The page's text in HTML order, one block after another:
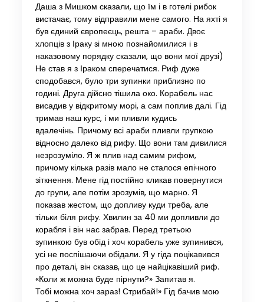
Даша з Мишком сказали, що їм і в готелі рибок
вистачає, тому відправили мене самого. На яхті я
був єдиний європеєць, решта – араби. Двоє
хлопців з Іраку зі мною познайомилися і в
наказовому порядку сказали, що вони мої друзі)
Не став я з Іраком сперечатися. Риф дуже
сподобався, було три зупинки приблизно по
годині. Друга дійсно тішила око. Корабель нас
висадив у відкритому морі, а сам поплив далі. Гід
тримав наш курс, і ми пливли кудись
вдалечінь. Причому всі араби пливли групкою
відносно далеко від рифу. Що вони там дивилися
незрозуміло. Я ж плив над самим рифом,
причому кілька разів мало не сталося епічного
зіткнення. Мене гід постійно кликав повернутися
до групи, але потім зрозумів, що марно. Я
показав жестом, що допливу куди треба, але
тільки біля рифу. Хвилин за 40 ми допливли до
корабля і він нас забрав. Перед третьою
зупинкою був обід і хоч корабель уже зупинився,
усі не поспішаючи обідали. Я у гіда поцікавився
про деталі, він сказав, що це найцікавіший риф.
«Коли ж можна буде пірнути?» Запитав я.
Тобі можна хоч зараз! Стрибай!» Гід бачив мою